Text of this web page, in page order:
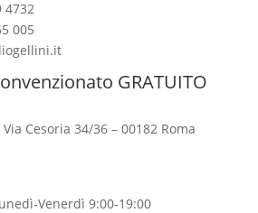
4732
005
GRATUITO
Cesoria 34/36 – 00182 Roma
Venerdì 9:00-19:00